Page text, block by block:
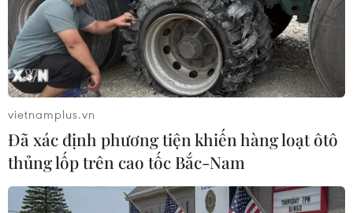
Mỹ phát hiện thêm các ca nhiễm cúm gia
cầm ở chim hoang dã
Hai ca nhiễm cúm gia cầm mới được phát hiện ở hạt
vietnamplus.vn
Đã xác định phương tiện khiến hàng loạt ôtô
thủng lốp trên cao tốc Bắc-Nam